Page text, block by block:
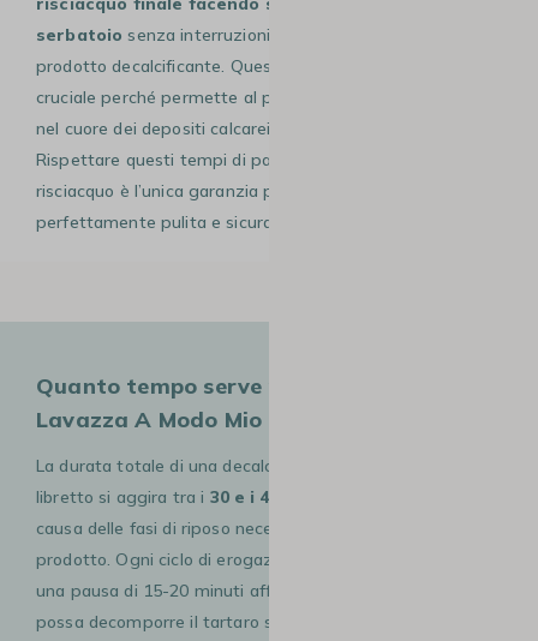
serbatoio senza interruzioni per eliminare ogni residuo di
prodotto decalcificante. Questo metodo a intermittenza è
cruciale perché permette al principio attivo di penetrare
nel cuore dei depositi calcarei più duri del termoblocco.
Rispettare questi tempi di pausa e questo volume di
risciacquo è l’unica garanzia per riavere una macchina
perfettamente pulita e sicura per la salute.
Quanto tempo serve per decalcificare una
Lavazza A Modo Mio Tiny?
La durata totale di una decalcificazione conforme al
libretto si aggira tra i 30 e i 45 minuti
causa delle fasi di riposo necessarie all’azione del
prodotto. Ogni ciclo di erogazione deve essere seguito da
una pausa di 15-20 minuti affinché la soluzione acida
possa decomporre il tartaro senza danneggiare le pareti